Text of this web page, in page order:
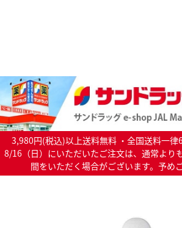
3,980円(税込)以上送料無料 ・全国送料一
8/16（日）にいただいたご注文は、通常より
間をいただく場合がございます。予め